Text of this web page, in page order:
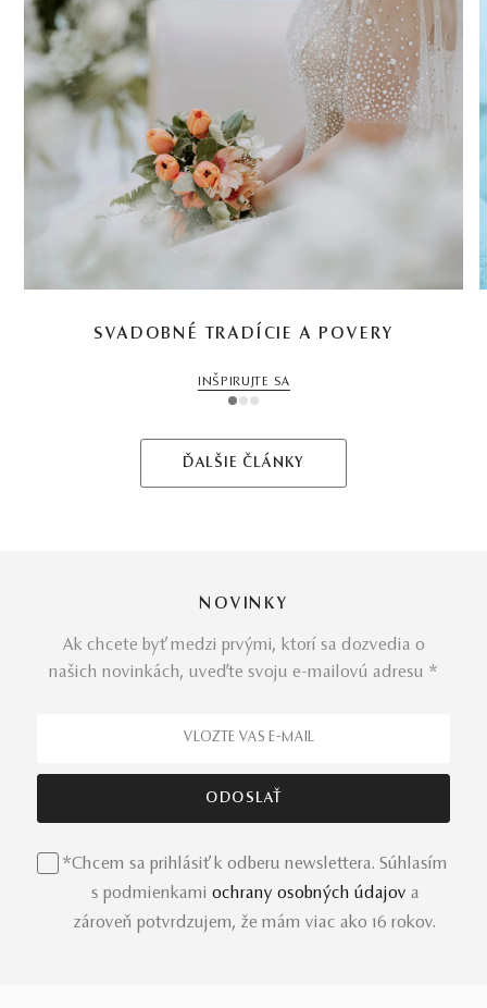
SVADOBNÉ TRADÍCIE A POVERY
INŠPIRUJTE SA
1 2 3
ĎALŠIE ČLÁNKY
NOVINKY
Ak chcete byť medzi prvými, ktorí sa dozvedia o
našich novinkách, uveďte svoju e-mailovú adresu *
*Chcem sa prihlásiť k odberu newslettera. Súhlasím
s podmienkami ochrany osobných údajov a
zároveň potvrdzujem, že mám viac ako 16 rokov.